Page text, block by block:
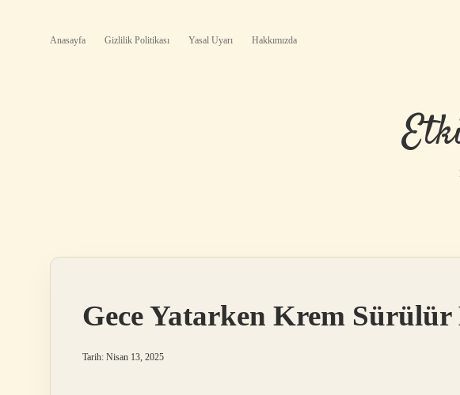
Anasayfa Gizlilik Politikası Yasal Uyarı Hakkımızda
Gece Yatarken Krem
Tarih: Nisan 13, 2025